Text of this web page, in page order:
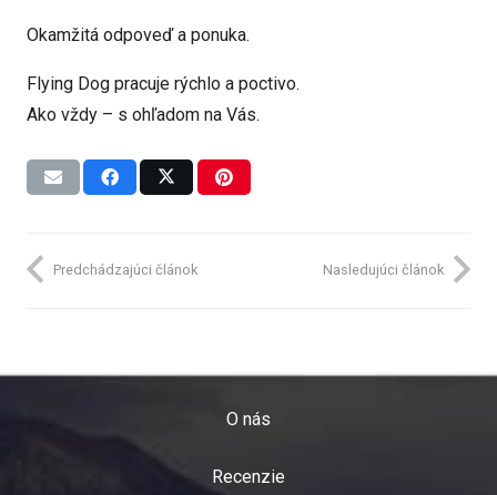
Okamžitá odpoveď a ponuka.
Flying Dog pracuje rýchlo a poctivo.
Ako vždy – s ohľadom na Vás.
Predchádzajúci článok Nasledujúci článok
O nás
Recenzie